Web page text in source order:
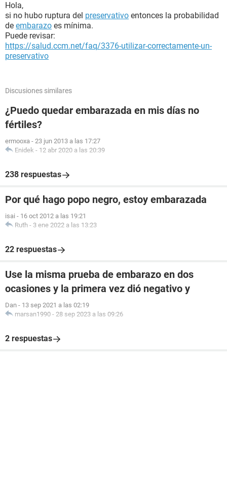
Hola,
si no hubo ruptura del preservativo entonces la probabilidad
de embarazo es mínima.
Puede revisar:
https://salud.ccm.net/faq/3376-utilizar-correctamente-un-
preservativo
Discusiones similares
¿Puedo quedar embarazada en mis días no
fértiles?
ermooxa - 23 jun 2013 a las 17:27
Enidek - 12 abr 2020 a las 20:39
238 respuestas
Por qué hago popo negro, estoy embarazada
isai - 16 oct 2012 a las 19:21
Ruth - 3 ene 2022 a las 13:23
22 respuestas
Use la misma prueba de embarazo en dos
ocasiones y la primera vez dió negativo y
Dan - 13 sep 2021 a las 02:19
marsan1990 - 28 sep 2023 a las 09:26
2 respuestas